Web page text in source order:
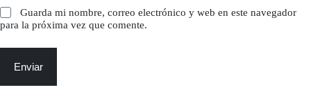
Guarda mi nombre, correo electrónico y web en este navegador
para la próxima vez que comente.
Enviar